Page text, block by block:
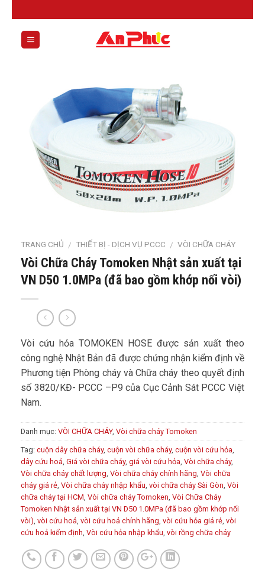
to
content
TRANG CHỦ / THIẾT BỊ - DỊCH VỤ PCCC / VÒI CHỮA CHÁY
Vòi Chữa Cháy Tomoken Nhật sản xuất tại
VN D50 1.0MPa (đã bao gồm khớp nối vòi)
Vòi cứu hỏa TOMOKEN HOSE được sản xuất theo
công nghệ Nhật Bản đã được chứng nhận kiểm định về
Phương tiện Phòng cháy và Chữa cháy theo quyết định
số 3820/KĐ- PCCC –P9 của Cục Cảnh Sát PCCC Việt
Nam.
Danh mục: VÒI CHỮA CHÁY, Vòi chữa cháy Tomoken
Tag: cuộn dây chữa cháy, cuộn vòi chữa cháy, cuộn vòi cứu hỏa
dây cứu hoả Giá vòi chữa cháy, giá vòi cứu hỏa Vòi chữa cháy,
Vòi chữa cháy chất lượng Vòi chữa cháy chính hãng Vòi chữa
cháy giá rẻ Vòi chữa cháy nhập khẩu vòi chữa cháy Sài Gòn Vòi
chữa cháy tại HCM Vòi chữa cháy Tomoken Vòi Chữa Cháy
Tomoken Nhật sản xuất tại VN D50 1.0MPa (đã bao gồm khớp nối
vòi) vòi cứu hoả vòi cứu hoả chính hãng vòi cứu hỏa giá rẻ vòi
cứu hoả kiểm định Vòi cứu hỏa nhập khẩu vòi rồng chữa cháy